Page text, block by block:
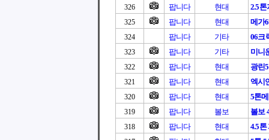
326 팝니다 현대 2.5톤
325 팝니다 현대 메가
324 팝니다 기타 06크
323 팝니다 기타 미니
322 팝니다 현대 광린
321 팝니다 현대 엑시
320 팝니다 현대 5톤
319 팝니다 볼보 볼보
318 팝니다 현대 4.5톤